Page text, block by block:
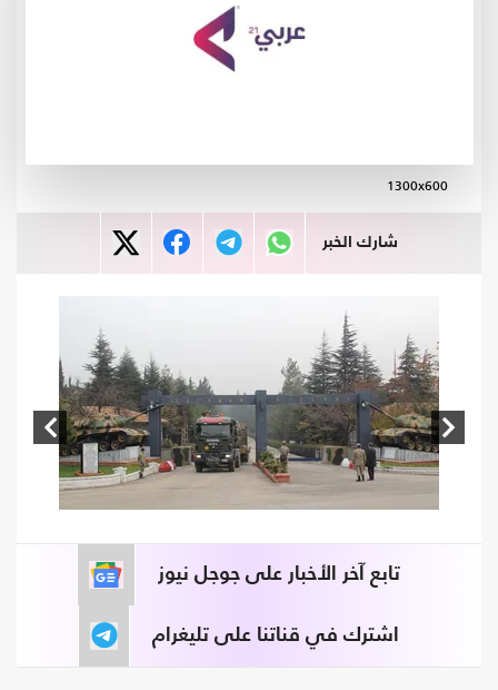
1300x600
شارك الخبر
تابع آخر الأخبار على جوجل نيوز
اشترك في قناتنا على تليغرام